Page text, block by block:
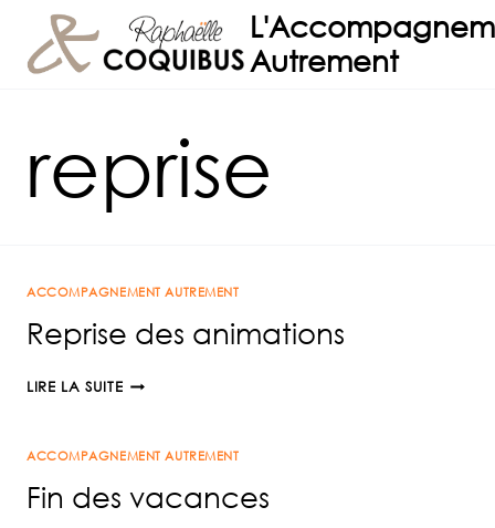
contenu
Autrement
reprise
ACCOMPAGNEMENT AUTREMENT
Reprise des animations
LIRE LA SUITEREPRISE
ACCOMPAGNEMENT AUTREMENT
Fin des vacances